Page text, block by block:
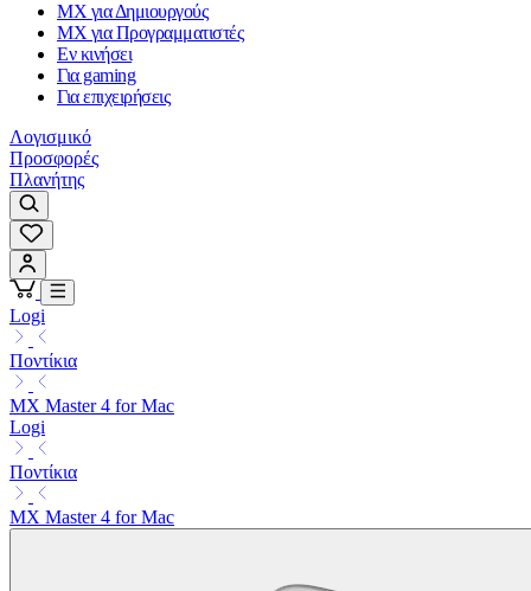
MX για Δημιουργούς
MX για Προγραμματιστές
Εν κινήσει
Για gaming
Για επιχειρήσεις
Λογισμικό
Προσφορές
Πλανήτης
Logi
Ποντίκια
MX Master 4 for Mac
Logi
Ποντίκια
MX Master 4 for Mac